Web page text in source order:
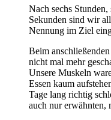
Nach sechs
Sekunden sind wir
Nennung im Ziel
Beim
nicht mal mehr
Unsere Muskeln
Essen kaum
Tage lang richtig
auch nur erwähnten,